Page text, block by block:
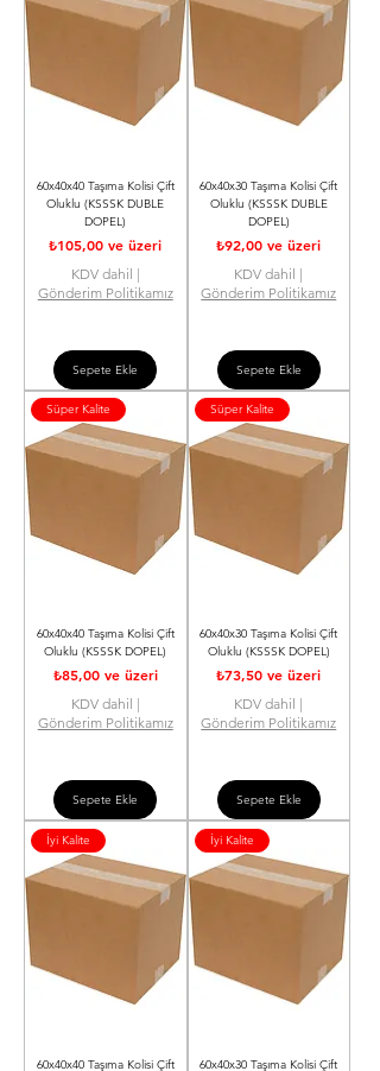
60x40x40 Taşıma Kolisi Çift
Oluklu (KSSSK DUBLE
DOPEL)
₺105,00 ve üzeri
İndirimli Fiyat
KDV dahil |
Gönderim Politikamız
Sepete Ekle
60x40x30 Taşıma Kolisi Çift
Oluklu (KSSSK DUBLE
DOPEL)
₺92,00 ve üzeri
İndirimli Fiyat
KDV dahil |
Gönderim Politikamız
Sepete Ekle
Süper Kalite
60x40x40 Taşıma Kolisi Çift
Oluklu (KSSSK DOPEL)
₺85,00ve üzeri
İndirimli Fiyat
KDV dahil |
Gönderim Politikamız
Sepete Ekle
Süper Kalite
60x40x30 Taşıma Kolisi Çift
Oluklu (KSSSK DOPEL)
₺73,50 ve üzeri
İndirimli Fiyat
KDV dahil |
Gönderim Politikamız
Sepete Ekle
İyi Kalite
60x40x40 Taşıma Kolisi Çift
İyi Kalite
60x40x30 Taşıma Kolisi Çift